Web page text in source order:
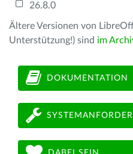
26.8.0
Ältere Versionen von
Unterstützung!) sind im
DOKUMENTATION